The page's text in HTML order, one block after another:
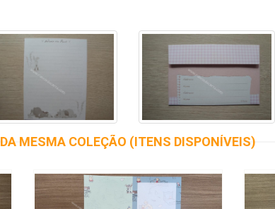
DA MESMA COLEÇÃO (ITENS DISPONÍVEIS)